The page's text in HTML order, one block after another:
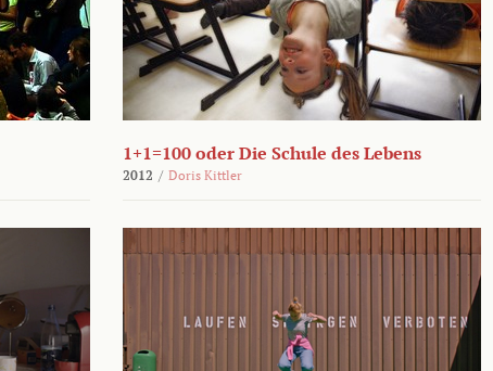
1+1=100 oder Die Schule des Lebens
2012 / Doris Kittler